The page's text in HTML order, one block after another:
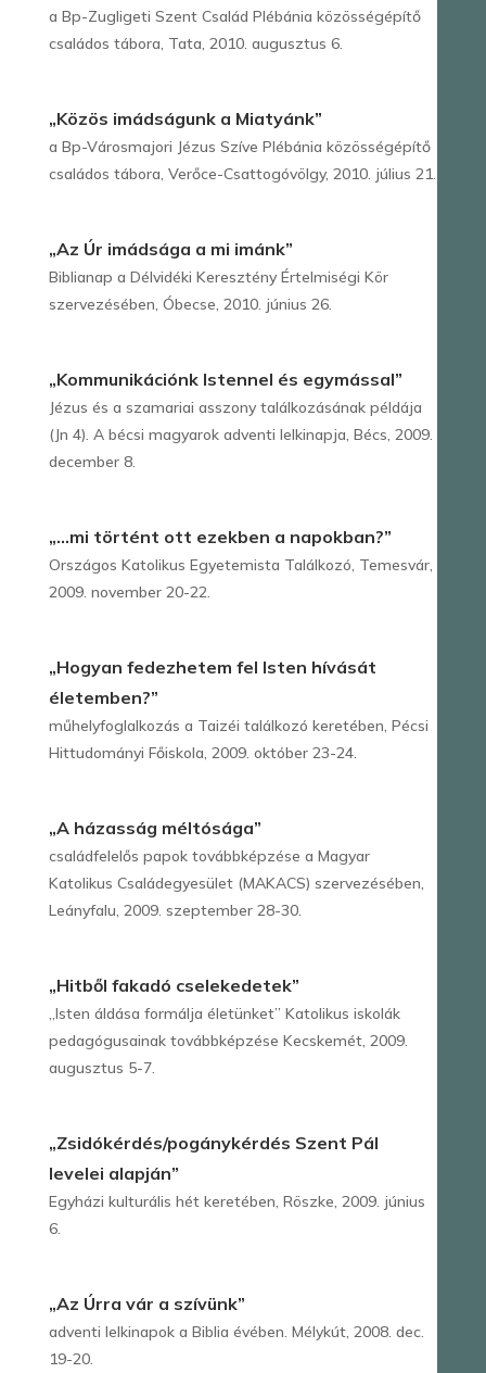
a Bp-Zugligeti Szent Család Plébánia közösségépítő
családos tábora, Tata, 2010. augusztus 6.
„Közös imádságunk a Miatyánk”
a Bp-Városmajori Jézus Szíve Plébánia közösségépítő
családos tábora, Verőce-Csattogóvölgy, 2010. július 21.
„Az Úr imádsága a mi imánk”
Biblianap a Délvidéki Keresztény Értelmiségi Kör
szervezésében, Óbecse, 2010. június 26.
„Kommunikációnk Istennel és egymással”
Jézus és a szamariai asszony találkozásának példája
(Jn 4). A bécsi magyarok adventi lelkinapja, Bécs, 2009.
december 8.
„…mi történt ott ezekben a napokban?”
Országos Katolikus Egyetemista Találkozó, Temesvár,
2009. november 20-22.
„Hogyan fedezhetem fel Isten hívását
életemben?”
műhelyfoglalkozás a Taizéi találkozó keretében, Pécsi
Hittudományi Főiskola, 2009. október 23-24.
„A házasság méltósága”
családfelelős papok továbbképzése a Magyar
Katolikus Családegyesület (MAKACS) szervezésében,
Leányfalu, 2009. szeptember 28-30.
„Hitből fakadó cselekedetek”
„Isten áldása formálja életünket” Katolikus iskolák
pedagógusainak továbbképzése Kecskemét, 2009.
augusztus 5-7.
„Zsidókérdés/pogánykérdés Szent Pál
levelei alapján”
Egyházi kulturális hét keretében, Röszke, 2009. június
6.
„Az Úrra vár a szívünk”
adventi lelkinapok a Biblia évében. Mélykút, 2008. dec.
19-20.